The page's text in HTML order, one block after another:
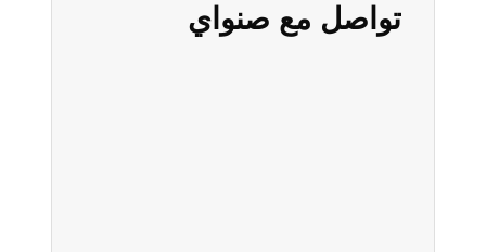
تواصل مع صنواي